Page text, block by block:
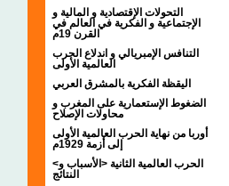
التحولات الإقتصادية و المالية و
الإجتماعية و الفكرية في العالم في
القرن 19م
التنافس الإمبريالي و اندلاع الحرب
العالمية الأولى
اليقظة الفكرية بالمشرق العربي
الضغوط الإستعمارية على المغرب و
محاولات الإصلاح
أوربا من نهاية الحرب العالمية الأولى
إلى أزمة 1929م
<الحرب العالمية الثانية <الأسباب و
النتائج